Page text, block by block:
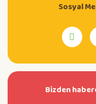
Sosyal
Bizden